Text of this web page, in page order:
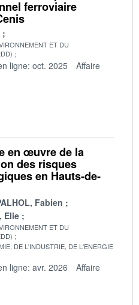
ferroviaire
ET DU
ligne: oct. 2025
Affaire
en œuvre de la
des risques
en Hauts-de-
Fabien
Elie
ET DU
DE L'INDUSTRIE, DE L'ENERGIE
ligne: avr. 2026
Affaire